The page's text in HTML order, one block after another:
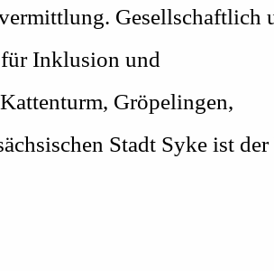
Gesellschaftlich
Inklusion und
Gröpelingen,
Stadt Syke ist der